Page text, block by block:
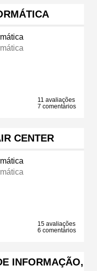
11 avaliações
7 comentários
CENTER
15 avaliações
6 comentários
INFORMAÇÃO,